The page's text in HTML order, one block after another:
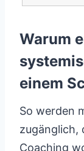
Warum
einem
So werden
zugänglich,
Coaching